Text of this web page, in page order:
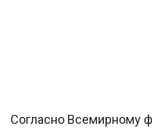
Согласно Всемирному